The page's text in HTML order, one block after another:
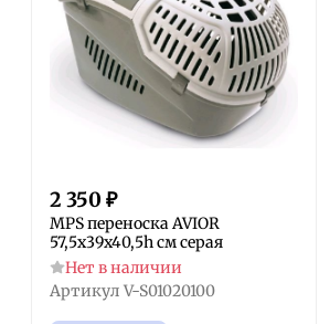
2 350 ₽
MPS переноска AVIOR
57,5х39х40,5h см серая
Нет в наличии
Артикул V-S01020100